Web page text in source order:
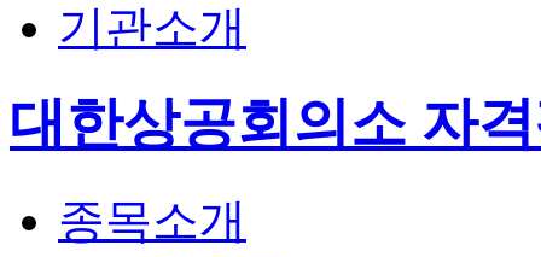
기관소개
대한상공회의소 자
종목소개